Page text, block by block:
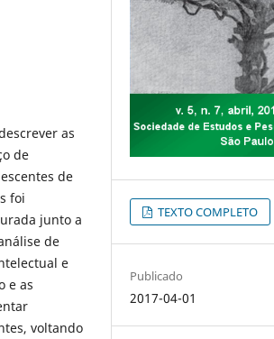
as
de
de
foi
junto a
de
e
e as
voltando
TEXTO COMPLETO
Publicado
2017-04-01